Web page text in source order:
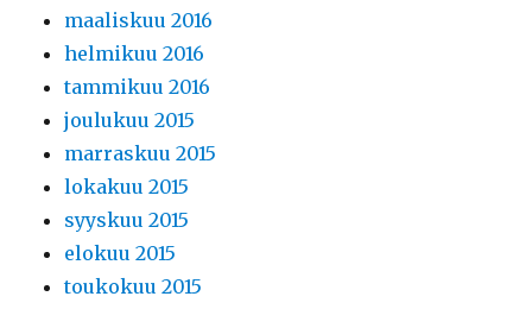
maaliskuu 2016
helmikuu 2016
tammikuu 2016
joulukuu 2015
marraskuu 2015
lokakuu 2015
syyskuu 2015
elokuu 2015
toukokuu 2015